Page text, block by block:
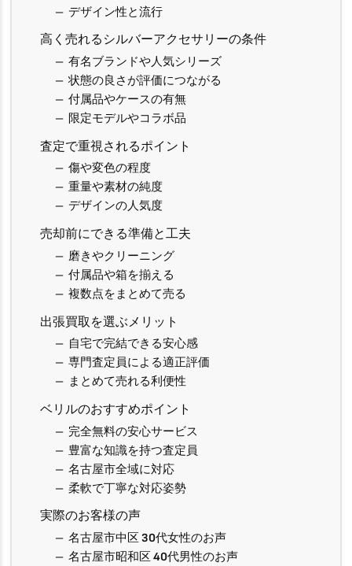
デザイン性と流行
高く売れるシルバーアクセサリーの条件
有名ブランドや人気シリーズ
状態の良さが評価につながる
付属品やケースの有無
限定モデルやコラボ品
査定で重視されるポイント
傷や変色の程度
重量や素材の純度
デザインの人気度
売却前にできる準備と工夫
磨きやクリーニング
付属品や箱を揃える
複数点をまとめて売る
出張買取を選ぶメリット
自宅で完結できる安心感
専門査定員による適正評価
まとめて売れる利便性
ベリルのおすすめポイント
完全無料の安心サービス
豊富な知識を持つ査定員
名古屋市全域に対応
柔軟で丁寧な対応姿勢
実際のお客様の声
名古屋市中区 30代女性のお声
名古屋市昭和区 40代男性のお声